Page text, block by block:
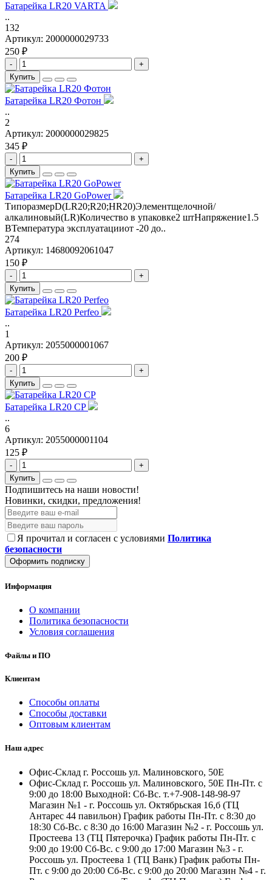
Батарейка LR20 VARTA
..
132
Артикул: 2000000029733
250 ₽
-
+
Купить
Батарейка LR20 Фотон
..
2
Артикул: 2000000029825
345 ₽
-
+
Купить
Батарейка LR20 GoPower
ТипоразмерD(LR20;R20;HR20)Элементщелочной/
алкалиновый(LR)Количество в упаковке2 штНапряжение1.5
ВТемпература эксплуатацииот -20 до..
274
Артикул: 14680092061047
150 ₽
-
+
Купить
Батарейка LR20 Perfeo
..
1
Артикул: 2055000001067
200 ₽
-
+
Купить
Батарейка LR20 CP
..
6
Артикул: 2055000001104
125 ₽
-
+
Купить
Подпишитесь на наши новости!
Новинки, скидки, предложения!
Я прочитал и согласен с условиями Политика
безопасности
Оформить подписку
Информация
О компании
Политика безопасности
Условия соглашения
Файлы и ПО
Клиентам
Способы оплаты
Способы доставки
Оптовым клиентам
Наш адрес
Офис-Склад г. Россошь ул. Малиновского, 50Е
Офис-Склад г. Россошь ул. Малиновского, 50Е Пн-Пт. с
9:00 до 18:00 Выходной: Сб-Вс. т.+7-908-148-98-97
Магазин №1 - г. Россошь ул. Октябрьская 16,б (ТЦ
Антарес 44 павильон) График работы Пн-Пт. с 8:30 до
18:30 Сб-Вс. с 8:30 до 16:00 Магазин №2 - г. Россошь ул.
Простеева 13 (ТЦ Пятерочка) График работы Пн-Пт. с
9:00 до 19:00 Сб-Вс. с 9:00 до 17:00 Магазин №3 - г.
Россошь ул. Простеева 1 (ТЦ Ванк) График работы Пн-
Пт. с 9:00 до 20:00 Сб-Вс. с 9:00 до 20:00 Магазин №4 - г.